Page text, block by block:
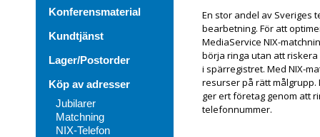
Konferensmaterial
Kundtjänst
Lager/Postorder
Köp av adresser
Jubilarer
Matchning
NIX-Telefon
En stor andel av Sveriges
bearbetning. För att
MediaService NIX-
börja ringa utan att
i spärregistret. Med NIX-
resurser på rätt
ger ert företag genom att
telefonnummer.